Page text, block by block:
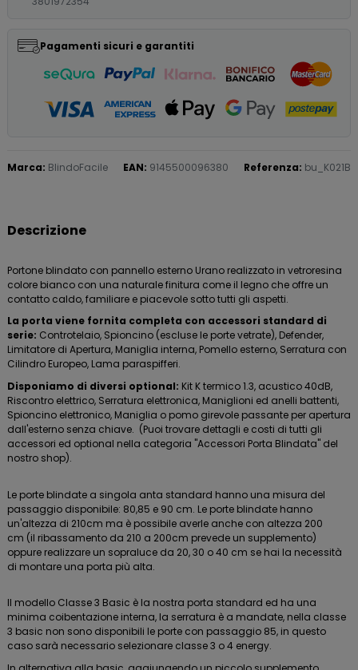
Pagamenti sicuri e garantiti
Marca: BlindoFacile EAN: 9145500096380 Referenza: bu_K021B
Descrizione
Portone blindato con pannello esterno Urano realizzato in vetroresina
colore bianco con una naturale finitura come il legno che offre un
contatto caldo, familiare e piacevole sotto tutti gli aspetti.
La porta viene fornita completa con accessori standard di
serie: Controtelaio, Spioncino (escluse le porte vetrate), Defender,
Limitatore di Apertura, Maniglia interna, Pomello esterno, Serratura con
Cilindro Europeo, Lama paraspifferi.
Disponiamo di diversi optional: Kit K termico 1.3, acustico 40dB,
Riscontro elettrico, Serratura elettronica, Maniglioni ed anelli battenti,
Spioncino elettronico, Maniglia o pomo girevole passante per apertura
dall'esterno senza chiave. (Puoi trovare dettagli e costi di tutti gli
accessori ed optional nella categoria "Accessori Porta Blindata" del
nostro shop).
Le porte blindate a singola anta standard hanno una misura del
passaggio disponibile: 80,85 e 90 cm. Le porte blindate hanno
un'altezza di 210cm ma è possibile averle anche con altezza 200
cm (il ribassamento da 210 a 200cm prevede un supplemento)
oppure realizzare un sopraluce da 20, 30 o 40 cm se hai la necessità
di montare una porta più alta.
Il modello Classe 3 Basic è la nostra porta standard ed ha una
minima coibentazione interna, la serratura è a mandate, nella classe
3 basic non sono disponibili le porte con passaggio 85, in questo
caso sarà necessario selezionare classe 3 o 4 energy.